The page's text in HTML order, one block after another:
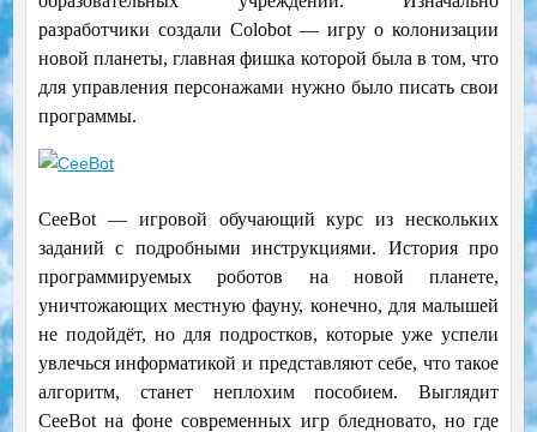
разработчики создали Colobot — игру о колонизации
новой планеты, главная фишка которой была в том, что
для управления персонажами нужно было писать свои
программы.
CeeBot — игровой обучающий курс из нескольких
заданий с подробными инструкциями. История про
программируемых роботов на новой планете,
уничтожающих местную фауну, конечно, для малышей
не подойдёт, но для подростков, которые уже успели
увлечься информатикой и представляют себе, что такое
алгоритм, станет неплохим пособием. Выглядит
CeeBot на фоне современных игр бледновато, но где